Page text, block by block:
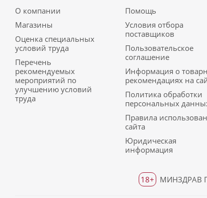
О компании
Магазины
Оценка специальных
условий труда
Перечень
рекомендуемых
мероприятий по
улучшению условий
труда
Помощь
Условия отбора
поставщиков
Пользовательское
соглашение
Информация о
рекомендациях на
Политика обработки
персональных
Правила
сайта
Юридическая
информация
18+ МИНЗДРАВ